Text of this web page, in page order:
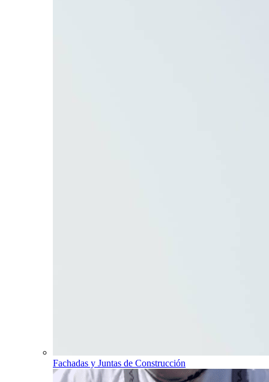
Fachadas y Juntas de Construcción